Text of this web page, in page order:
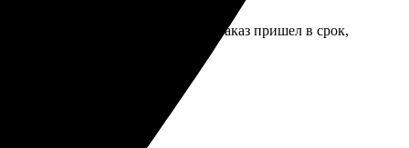
помогли с оформлением. Заказ пришел в срок,